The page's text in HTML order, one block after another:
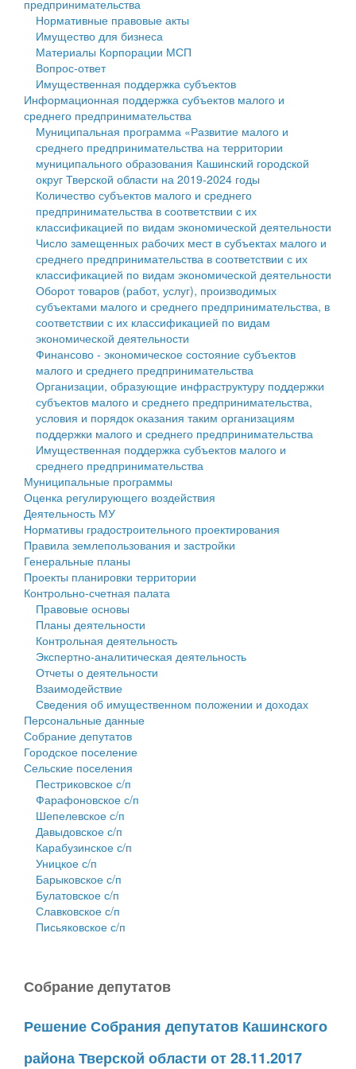
Государственные услуги
Промышленность и АПК
Экономика и бизнес
...
Символика
Устав
Гостям округа
Туризм
Культура
Образование
Здравоохранение
Социальная защита
Фотоальбом
муниципального округа Тверской области
Администрация Кашинского муниципального округа
Тверской области
Управление сельскими территориями
Открытые данные
Работа с обращениями граждан
Муниципальный контроль
Муниципальные услуги
Проекты административных регламентов
Антимонопольный комплаенс
Противодействие коррупции
Финансовое управление
Бюджет для граждан
Имущество
Выявление правообладателей ранее учтенных
объектов недвижимости
Имущественная поддержка субъектов малого и
среднего предпринимательства
Информационная поддержка субъектов малого и
среднего предпринимательства
Муниципальные программы
Контрольно-счетная палата
Персональные данные
Оценка регулирующего воздействия
Деятельность МУ
Нормативы градостроительного проектирования
Правила землепользования и застройки
Генеральные планы
Проекты планировки территории
Собрание депутатов
Городское поселение
Сельские поселения
предпринимательства
Нормативные правовые акты
Имущество для бизнеса
Материалы Корпорации МСП
Вопрос-ответ
Имущественная поддержка субъектов
Информационная поддержка субъектов малого и
среднего предпринимательства
Муниципальная программа «Развитие малого и
среднего предпринимательства на территории
муниципального образования Кашинский городской
округ Тверской области на 2019-2024 годы
Количество субъектов малого и среднего
предпринимательства в соответствии с их
классификацией по видам экономической деятельности
Число замещенных рабочих мест в субъектах малого и
среднего предпринимательства в соответствии с их
классификацией по видам экономической деятельности
Оборот товаров (работ, услуг), производимых
субъектами малого и среднего предпринимательства, в
соответствии с их классификацией по видам
экономической деятельности
Финансово - экономическое состояние субъектов
малого и среднего предпринимательства
Организации, образующие инфраструктуру поддержки
субъектов малого и среднего предпринимательства,
условия и порядок оказания таким организациям
поддержки малого и среднего предпринимательства
Имущественная поддержка субъектов малого и
среднего предпринимательства
Муниципальные программы
Оценка регулирующего воздействия
Деятельность МУ
Нормативы градостроительного проектирования
Правила землепользования и застройки
Генеральные планы
Проекты планировки территории
Контрольно-счетная палата
Правовые основы
Планы деятельности
Контрольная деятельность
Экспертно-аналитическая деятельность
Отчеты о деятельности
Взаимодействие
Сведения об имущественном положении и доходах
Персональные данные
Собрание депутатов
Городское поселение
Сельские поселения
Пестриковское с/п
Фарафоновское с/п
Шепелевское с/п
Давыдовское с/п
Карабузинское с/п
Уницкое с/п
Барыковское с/п
Булатовское с/п
Славковское с/п
Письяковское с/п
Собрание депутатов
Решение Собрания депутатов Кашинского
района Тверской области от 28.11.2017